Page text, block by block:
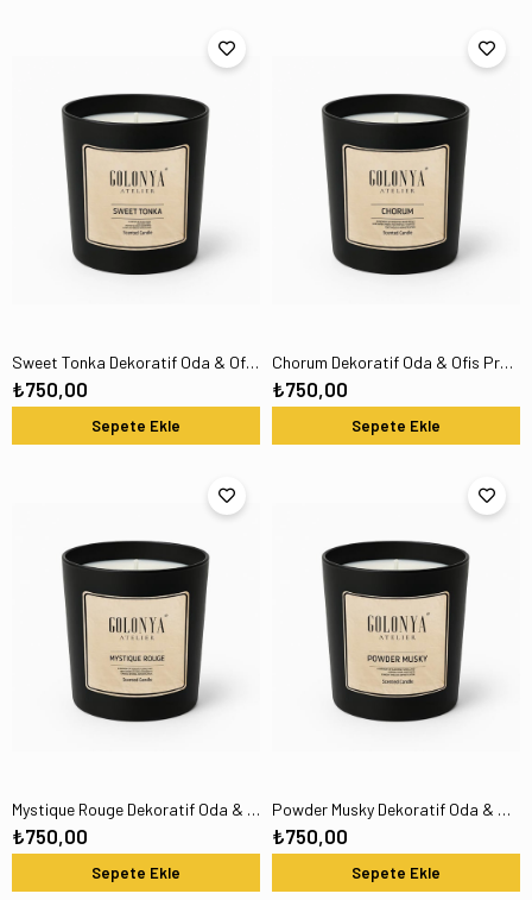
Sweet Tonka Dekoratif Oda & Ofis Premium Kokulu Niche Mum 220GR
₺750,00
Sepete Ekle
Chorum Dekoratif Oda & Ofis Premium Kokulu Niche Mum 220GR
₺750,00
Sepete Ekle
Mystique Rouge Dekoratif Oda & Ofis Premium Kokulu Niche Mum 220 GR
₺750,00
Sepete Ekle
Powder Musky Dekoratif Oda & Ofis Premium Kokulu Niche Mum 220 GR
₺750,00
Sepete Ekle